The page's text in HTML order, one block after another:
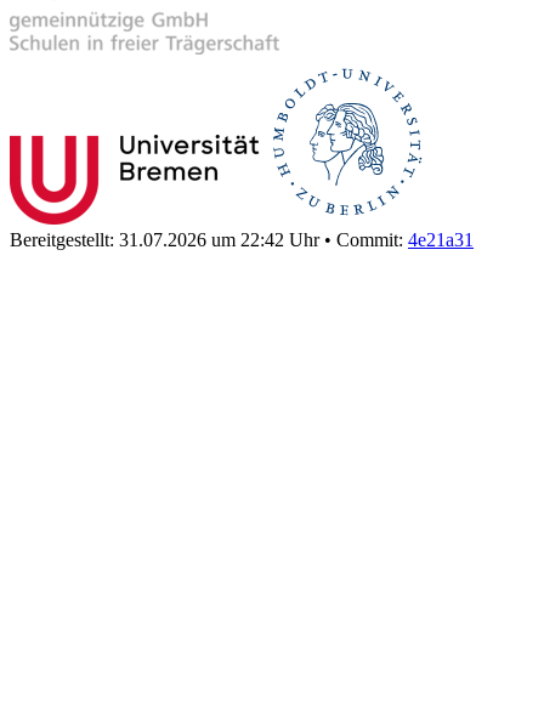
Bereitgestellt: 31.07.2026 um 22:42 Uhr • Commit: 4e21a31